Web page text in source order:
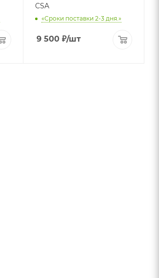
CSA
«Сроки поставки 2-3 дня.»
9 500₽/шт